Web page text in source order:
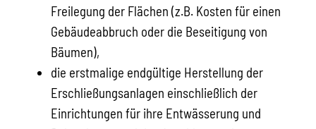
Freilegung der Flächen (z.B. Kosten für einen
Gebäudeabbruch oder die Beseitigung von
Bäumen),
die erstmalige endgültige Herstellung der
Erschließungsanlagen einschließlich der
Einrichtungen für ihre Entwässerung und